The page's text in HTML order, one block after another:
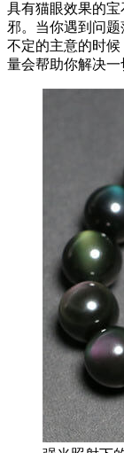
具有猫眼效果的
邪。当你遇到问
不定的主意的时
量会帮助你解决一